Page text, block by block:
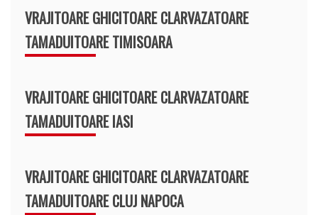
VRAJITOARE GHICITOARE CLARVAZATOARE
TAMADUITOARE TIMISOARA
VRAJITOARE GHICITOARE CLARVAZATOARE
TAMADUITOARE IASI
VRAJITOARE GHICITOARE CLARVAZATOARE
TAMADUITOARE CLUJ NAPOCA